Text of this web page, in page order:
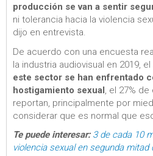
producción se van a sentir
ni tolerancia hacia la violencia
dijo en entrevista.
De acuerdo con una encuesta
la industria audiovisual en 2019, el
este sector se han enfrentado
hostigamiento sexual , el 27%
reportan, principalmente por
considerar que es normal que
Te puede interesar: 3 de cada 10
violencia sexual en segunda mitad